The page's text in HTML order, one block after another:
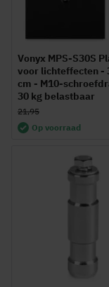
Vonyx MPS-S30S
voor lichteffecten -
cm - M10-
30 kg belastbaar
21,95
Op voorraad